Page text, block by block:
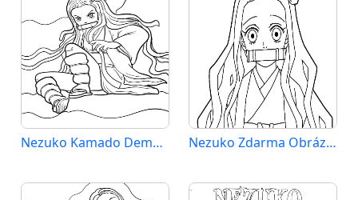
Nezuko Kamado Demon Slayer Nezuko Zdarma Obrázek